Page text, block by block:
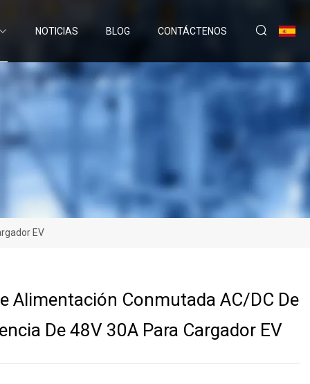
NOTICIAS BLOG CONTÁCTENOS
EV
Alimentación Conmutada AC/DC De
De 48V 30A Para Cargador EV